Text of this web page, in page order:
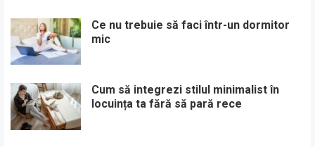
Ce nu trebuie să faci într-un dormitor
mic
Cum să integrezi stilul minimalist în
locuința ta fără să pară rece